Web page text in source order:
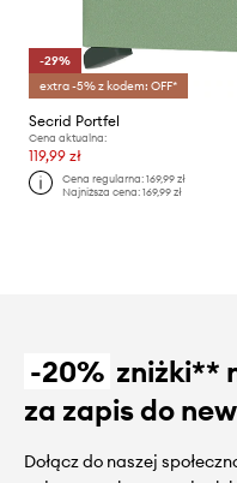
-29%
extra -5% z kodem: OFF*
Secrid Portfel
Cena aktualna:
119,99 zł
Cena regularna:169,99 zł
Najniższa cena:169,99 zł
-20% zniżki**
za zapis do
Dołącz do naszej